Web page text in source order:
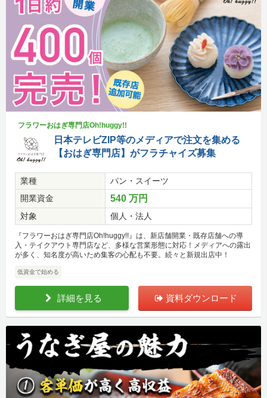
フラワーおはぎ専門店Oh!huggy!!
日本テレビZIP等のメディアで注文を集める
【おはぎ専門店】がフラチャイズ募集
業種
パン・スイーツ
開業資金
540 万円
対象 個人・法人
『フラワーおはぎ専門店Oh!huggy!!』は、新店舗開業・既存店舗への導
入・テイクアウト専門店など、多様な営業形態に対応！メディアへの露出
が多く、知名度が高いため集客の心配も不要。続々と新規出店中！
低資金で始める
詳細を見る 資料ダウンロード